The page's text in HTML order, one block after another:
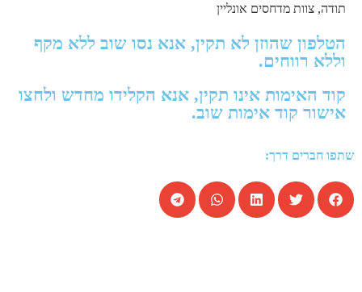
תודה, צוות מדחסים אונליין
הטלפון שהוזן לא תקין, אנא נסו שוב ללא מקף
וללא רווחים.
קוד האימות אינו תקין, אנא הקלידו מחדש ולחצו
אישור קוד אימות שוב.
שתפו חברים דרך: